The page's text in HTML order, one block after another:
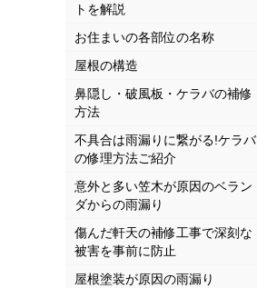
トを解説
お住まいの各部位の名称
屋根の構造
鼻隠し・破風板・ケラバの補修
方法
不具合は雨漏りに繋がる!ケラバ
の修理方法ご紹介
意外と多い笠木が原因のベラン
ダからの雨漏り
傷んだ軒天の補修工事で深刻な
被害を事前に防止
屋根塗装が原因の雨漏り